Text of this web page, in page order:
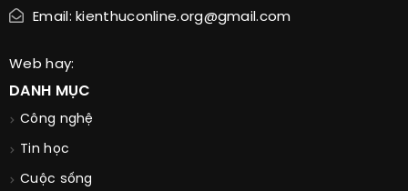
Email: kienthuconline.org@gmail.com
Web hay:
DANH MỤC
Công nghệ
Tin học
Cuộc sống